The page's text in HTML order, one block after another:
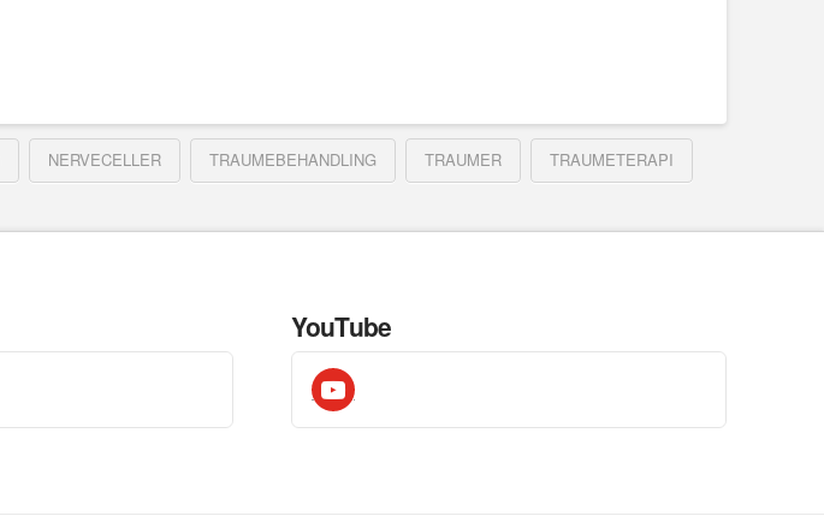
NERVECELLER TRAUMEBEHANDLING TRAUMER TRAUMETERAPI
YouTube
youtube